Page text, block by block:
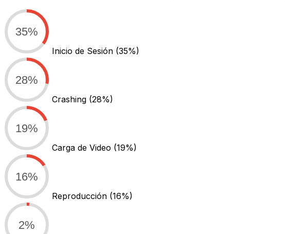
35%
Inicio de Sesión (35%)
28%
Crashing (28%)
19%
Carga de Video (19%)
16%
Reproducción (16%)
2%